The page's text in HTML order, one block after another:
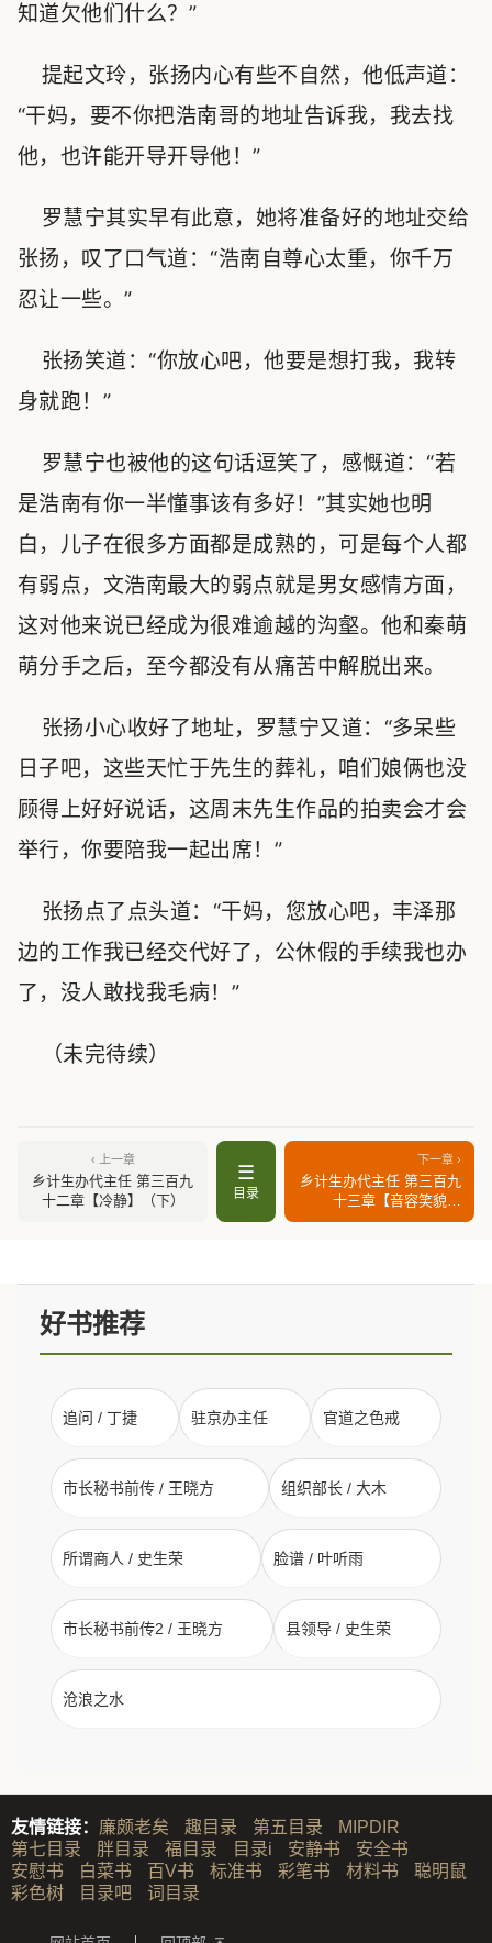
知道欠他们什么？”
提起文玲，张扬内心有些不自然，他低声道：
“干妈，要不你把浩南哥的地址告诉我，我去找
他，也许能开导开导他！”
罗慧宁其实早有此意，她将准备好的地址交给
张扬，叹了口气道：“浩南自尊心太重，你千万
忍让一些。”
张扬笑道：“你放心吧，他要是想打我，我转
身就跑！”
罗慧宁也被他的这句话逗笑了，感慨道：“若
是浩南有你一半懂事该有多好！”其实她也明
白，儿子在很多方面都是成熟的，可是每个人都
有弱点，文浩南最大的弱点就是男女感情方面，
这对他来说已经成为很难逾越的沟壑。他和秦萌
萌分手之后，至今都没有从痛苦中解脱出来。
张扬小心收好了地址，罗慧宁又道：“多呆些
日子吧，这些天忙于先生的葬礼，咱们娘俩也没
顾得上好好说话，这周末先生作品的拍卖会才会
举行，你要陪我一起出席！”
张扬点了点头道：“干妈，您放心吧，丰泽那
边的工作我已经交代好了，公休假的手续我也办
了，没人敢找我毛病！”
（未完待续）
‹ 上一章
乡计生办代主任 第三百九
十二章【冷静】（下）
☰
目录
下一章 ›
乡计生办代主任 第三百九
十三章【音容笑貌】
（下）
好书推荐
追问 / 丁捷 驻京办主任 官道之色戒
市长秘书前传 / 王晓方 组织部长 / 大木
所谓商人 / 史生荣 脸谱 / 叶听雨
市长秘书前传2 / 王晓方 县领导 / 史生荣
沧浪之水
友情链接： 廉颇老矣 趣目录 第五目录
MIPDIR
第七目录
胖目录 福目录 目录i 安静书
安全书
安慰书
白菜书 百V书 标准书 彩笔书 材料书
聪明鼠
彩色树
目录吧 词目录